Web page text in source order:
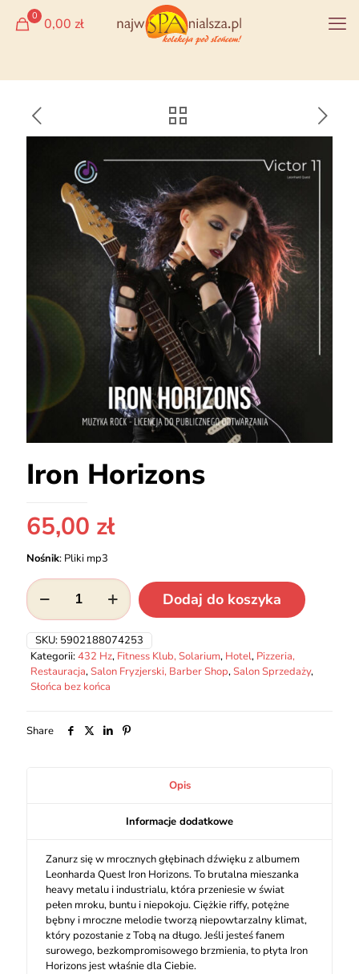
0 0,00 zł
Iron Horizons
65,00 zł
Nośnik: Pliki mp3
ilość
Iron
Horizons
Dodaj do koszyka
SKU: 5902188074253
Kategorii:432 Hz, Fitness Klub, Solarium, Hotel, Pizzeria,
Restauracja,Salon Fryzjerski, Barber Shop,Salon Sprzedaży,
Słońca bez końca
Share
Opis
Informacje dodatkowe
Zanurz się w mrocznych głębinach dźwięku z albumem
Leonharda Quest Iron Horizons. To brutalna mieszanka
heavy metalu i industrialu, która przeniesie w świat
pełen mroku, buntu i niepokoju. Ciężkie riffy, potężne
bębny i mroczne melodie tworzą niepowtarzalny klimat,
który pozostanie z Tobą na długo. Jeśli jesteś fanem
surowego, bezkompromisowego brzmienia, to płyta Iron
Horizons jest właśnie dla Ciebie.